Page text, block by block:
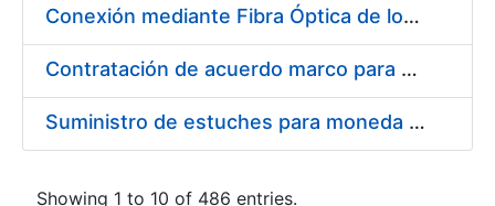
Conexión mediante Fibra Óptica de los Centros de Proceso de Datos (CPDs) de las sedes de la FNMT-RCM de Burgos y Madrid
Contratación de acuerdo marco para el Suministro de Material de Electricidad para la Fábrica Nacional de Moneda y Timbre-Real Casa de la Moneda en su centro de trabajo de Burgos
Suministro de estuches para moneda de 30 €
Showing 1 to 10 of 486 entries.